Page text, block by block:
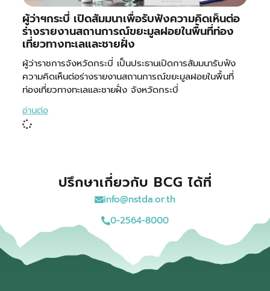
ผู้ว่าฯกระบี่ เปิดสัมมนาเพื่อรับฟังความคิดเห็นต่อ
ร่างรายงานสถานการณ์ขยะมูลฝอยในพื้นที่ท่อง
เที่ยวทางทะเลและชายฝั่ง
ผู้ว่าราชการจังหวัดกระบี่ เป็นประธานเปิดการสัมมนารับฟัง
ความคิดเห็นต่อร่างรายงานสถานการณ์ขยะมูลฝอยในพื้นที่
ท่องเที่ยวทางทะเลและชายฝั่ง จังหวัดกระบี่
อ่านต่อ
ปรึกษาเกี่ยวกับ BCG ได้ที่
info@nstda.or.th
0-2564-8000